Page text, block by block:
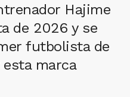
Hajime
de 2026 y se
futbolista de
marca